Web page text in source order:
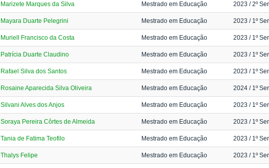
Marizete Marques da Silva Mestrado em Educação 2023 / 2º
Mayara Duarte Pelegrini Mestrado em Educação 2023 / 1º
Muriell Francisco da Costa Mestrado em Educação 2023 / 1º
Patrícia Duarte Claudino Mestrado em Educação 2023 / 1º
Rafael Silva dos Santos Mestrado em Educação 2023 / 1º
Rosaine Aparecida Silva Oliveira Mestrado em Educação 2024 / 1º
Silvani Alves dos Anjos Mestrado em Educação 2023 / 1º
Soraya Pereira Côrtes de Almeida Mestrado em Educação 2023 / 1º
Tania de Fatima Teofilo Mestrado em Educação 2023 / 1º
Thalys Felipe Mestrado em Educação 2023 / 1º